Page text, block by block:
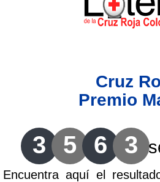
Lotería de Risaralda
Lotería de Santander
Lotería del Cauca
Lotería de Boyaca
Cruz
Premio
3 5 6 3
Encuentra aquí el